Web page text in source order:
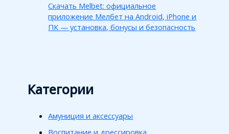
Скачать Melbet: официальное
приложение Мелбет на Android, iPhone и
ПК — установка, бонусы и безопасность
Категории
Амуниция и аксессуары